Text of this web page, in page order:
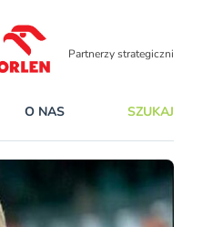
Partnerzy strategiczni
O NAS SZUKAJ